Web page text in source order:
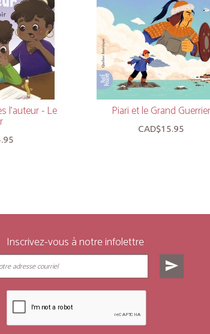
l'auteur - Le Piari et le Grand Guerrier
CAD$15.95
Inscrivez-vous à notre infolettre
send